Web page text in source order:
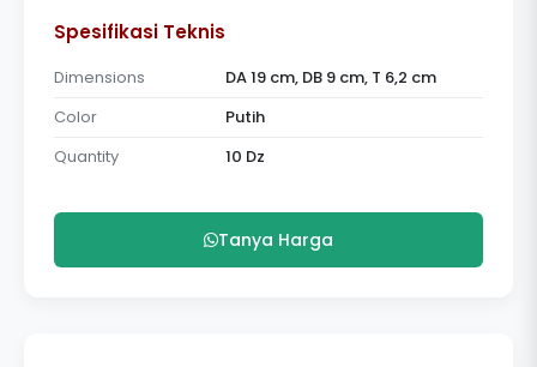
Spesifikasi Teknis
Dimensions
DA 19 cm, DB 9 cm, T 6,2 cm
Color
Putih
Quantity
10 Dz
Tanya Harga